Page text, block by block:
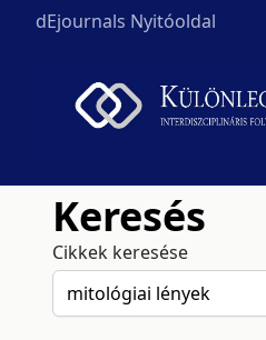
dEjournals Nyitóoldal
Keresés
Cikkek keresése